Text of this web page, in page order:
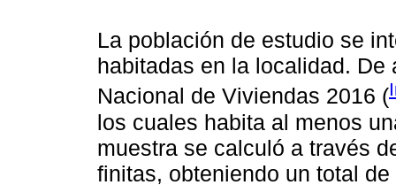
La población de estudio se
habitadas en la localidad.
Nacional de Viviendas 2016 (
los cuales habita al menos
muestra se calculó a través
finitas, obteniendo un total